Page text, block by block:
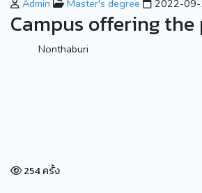
Admin Master's degree 2022-09-
Campus offering the
Nonthaburi
254 ครั้ง